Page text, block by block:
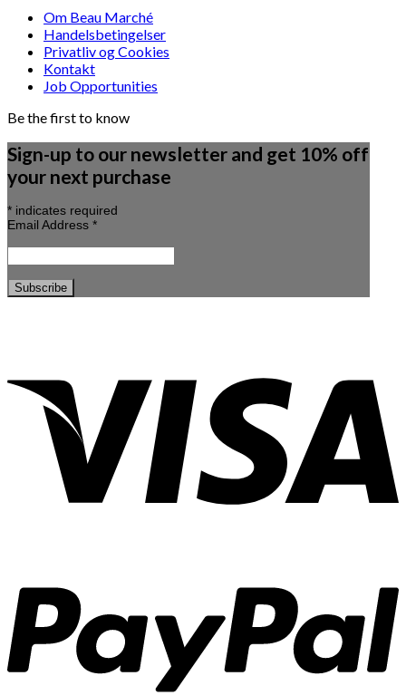
Om Beau Marché
Handelsbetingelser
Privatliv og Cookies
Kontakt
Job Opportunities
Be the first to know
Sign-up to our newsletter and get 10% off
your next purchase
* indicates required
Email Address *